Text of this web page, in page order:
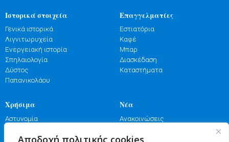
Αποδοχή πολιτικής cookies
Ιστορικά στοιχεία
Γενικά ιστορικά
Λιγνιτωρυχεία
Ενεργειακή ιστορία
Σπηλαιολογία
Δύστος
Παπανικολάου
Επαγγελματίες
Εστιατόρια
Καφέ
Μπαρ
Διασκέδαση
Καταστήματα
Χρήσιμα
Αστυνομία
Πυροσβεστική
Νέα
Ανακοινώσεις
Γιορτές